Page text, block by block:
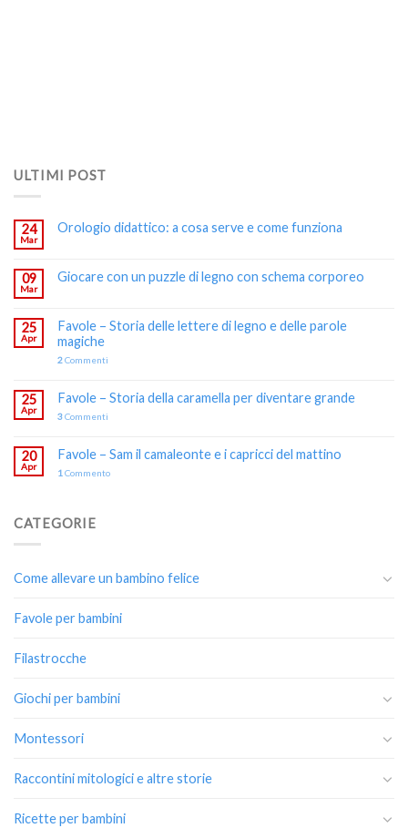
ULTIMI POST
24
Mar
Orologio didattico: a cosa serve e come funziona
09
Mar
Giocare con un puzzle di legno con schema corporeo
25
Apr
Favole – Storia delle lettere di legno e delle parole
magiche
2Commenti
25
Apr
Favole – Storia della caramella per diventare grande
3Commenti
20
Apr
Favole – Sam il camaleonte e i capricci del mattino
1 Commento
CATEGORIE
Come allevare un bambino felice
Favole per bambini
Filastrocche
Giochi per bambini
Montessori
Raccontini mitologici e altre storie
Ricette per bambini